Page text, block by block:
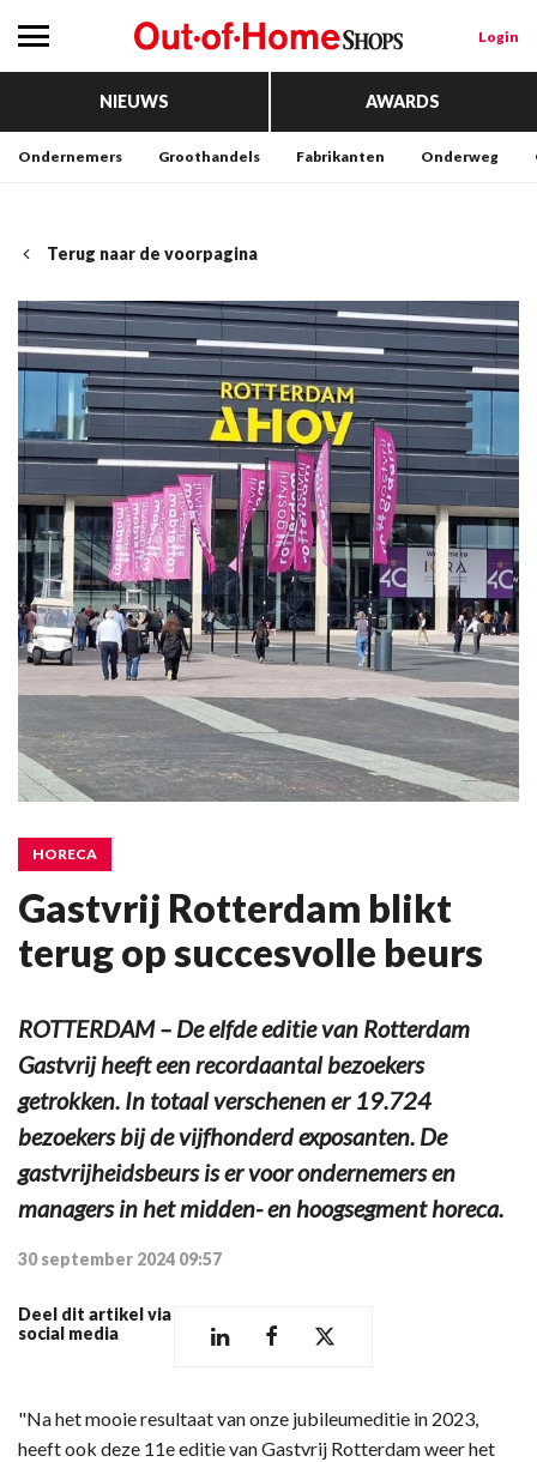
Login
NIEUWS AWARDS
Ondernemers Groothandels Fabrikanten Onderweg
Terug naar de voorpagina
HORECA
Gastvrij Rotterdam blikt
terug op succesvolle beurs
ROTTERDAM – De elfde editie van Rotterdam
Gastvrij heeft een recordaantal bezoekers
getrokken. In totaal verschenen er 19.724
bezoekers bij de vijfhonderd exposanten. De
gastvrijheidsbeurs is er voor ondernemers en
managers in het midden- en hoogsegment horeca.
30 september 2024 09:57
Deel dit artikel via
social media
"Na het mooie resultaat van onze jubileumeditie in 2023,
heeft ook deze 11e editie van Gastvrij Rotterdam weer het